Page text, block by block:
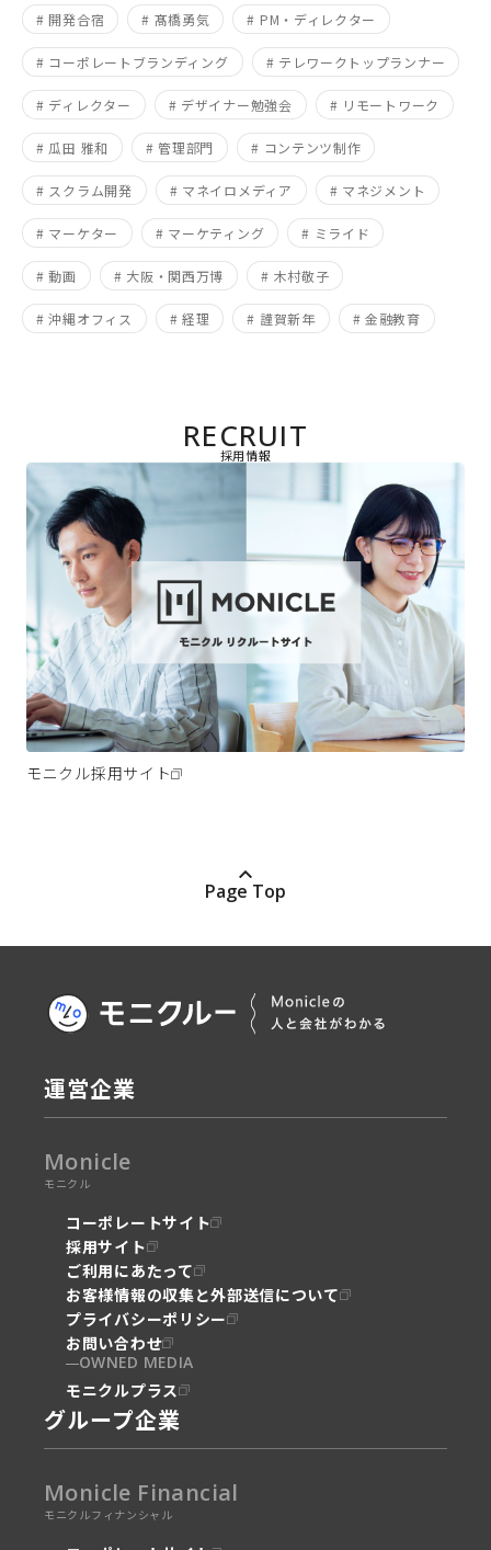
# 開発合宿 # 髙橋勇気 # PM・ディレクター
# コーポレートブランディング # テレワークトップランナー
# ディレクター # デザイナー勉強会 # リモートワーク
# 瓜田 雅和 # 管理部門 # コンテンツ制作
# スクラム開発 # マネイロメディア # マネジメント
# マーケター # マーケティング # ミライド
# 動画 # 大阪・関西万博 # 木村敬子
# 沖縄オフィス # 経理 # 謹賀新年 # 金融教育
RECRUIT
採用情報
モニクル採用サイト
Page Top
運営企業
Monicle
モニクル
コーポレートサイト
採用サイト
ご利用にあたって
お客様情報の収集と外部送信について
プライバシーポリシー
お問い合わせ
OWNED MEDIA
モニクルプラス
グループ企業
Monicle Financial
モニクルフィナンシャル